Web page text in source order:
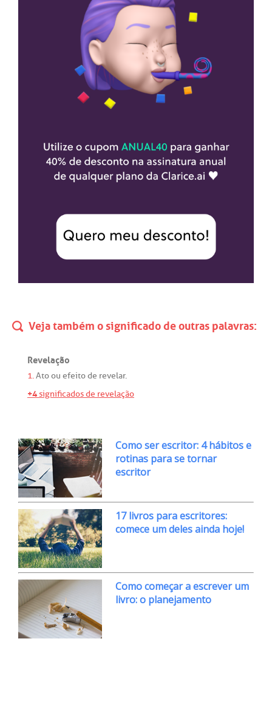
Veja também o significado de outras palavras:
Revelação
1.Atoou efeitode revelar.
+4significados de revelação
Como ser escritor: 4 hábitos e
rotinas para se tornar
escritor
17 livros para escritores:
comece um deles ainda hoje!
Como começar a escrever um
livro: o planejamento